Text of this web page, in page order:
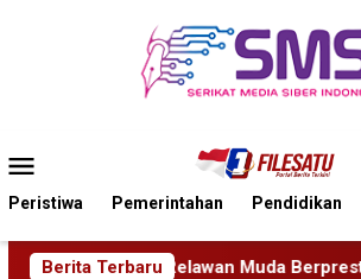
Mobile
Peristiwa Pemerintahan Pendidikan
Berita Terbaru
Berprestasi Imigrasi